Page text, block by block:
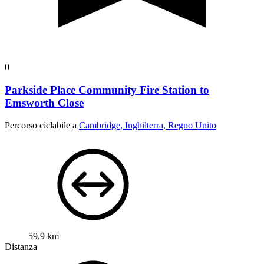
0
Parkside Place Community Fire Station to
Emsworth Close
Percorso ciclabile a Cambridge, Inghilterra, Regno Unito
59,9 km
Distanza